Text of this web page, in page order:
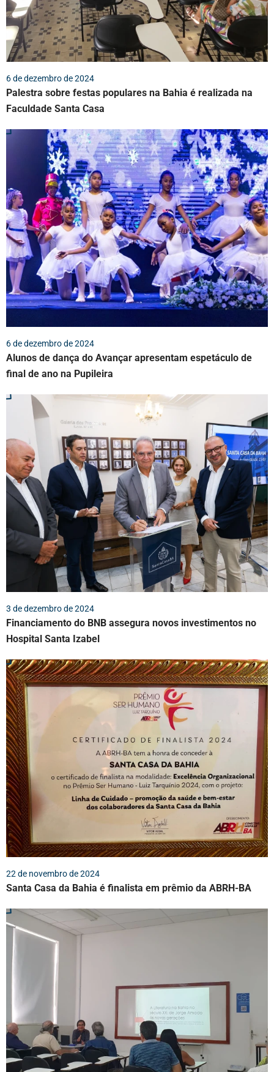
6 de dezembro de 2024
Palestra sobre festas populares na Bahia é realizada na
Faculdade Santa Casa
6 de dezembro de 2024
Alunos de dança do Avançar apresentam espetáculo de
final de ano na Pupileira
3 de dezembro de 2024
Financiamento do BNB assegura novos investimentos no
Hospital Santa Izabel
22 de novembro de 2024
Santa Casa da Bahia é finalista em prêmio da ABRH-BA